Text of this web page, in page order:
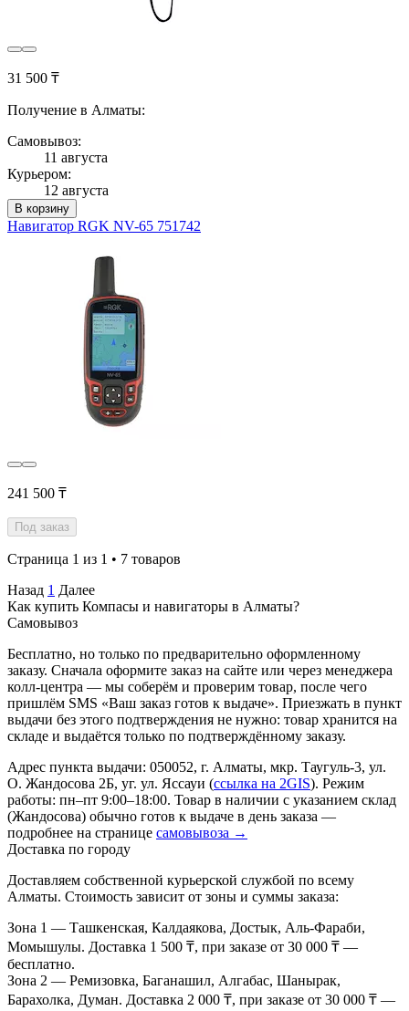
31 500 ₸
Получение в Алматы:
Самовывоз:
11 августа
Курьером:
12 августа
В корзину
Навигатор RGK NV-65 751742
241 500 ₸
Под заказ
Страница 1 из 1 • 7 товаров
Назад 1 Далее
Как купить Компасы и навигаторы в Алматы?
Самовывоз
Бесплатно, но только по предварительно оформленному
заказу. Сначала оформите заказ на сайте или через менеджера
колл-центра — мы соберём и проверим товар, после чего
пришлём SMS «Ваш заказ готов к выдаче». Приезжать в пункт
выдачи без этого подтверждения не нужно: товар хранится на
складе и выдаётся только по подтверждённому заказу.
Адрес пункта выдачи: 050052, г. Алматы, мкр. Таугуль-3, ул.
О. Жандосова 2Б, уг. ул. Яссауи (ссылка на 2GIS). Режим
работы: пн–пт 9:00–18:00. Товар в наличии с указанием склад
(Жандосова) обычно готов к выдаче в день заказа —
подробнее на странице самовывоза →
Доставка по городу
Доставляем собственной курьерской службой по всему
Алматы. Стоимость зависит от зоны и суммы заказа:
Зона 1 — Ташкенская, Калдаякова, Достык, Аль-Фараби,
Момышулы. Доставка 1 500 ₸, при заказе от 30 000 ₸ —
бесплатно.
Зона 2 — Ремизовка, Баганашил, Алгабас, Шанырак,
Барахолка, Думан. Доставка 2 000 ₸, при заказе от 30 000 ₸ —